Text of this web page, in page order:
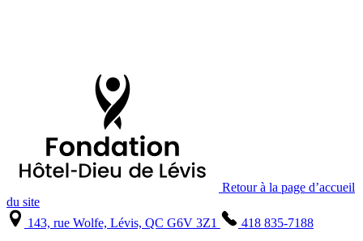
Retour à la page d’accueil
du site
143, rue Wolfe, Lévis, QC G6V 3Z1
418 835-7188